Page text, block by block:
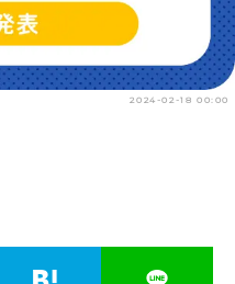
夏アニメ
2024-02-18 00:00